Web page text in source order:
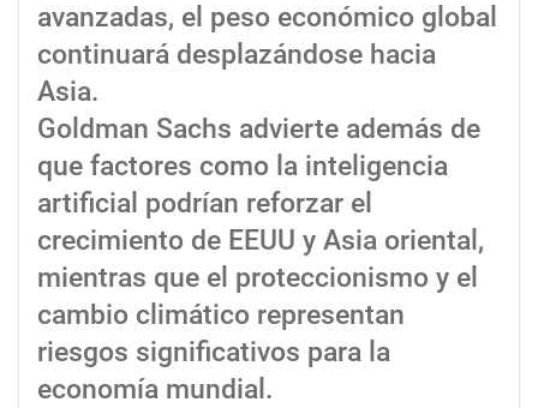
avanzadas, el peso económico global
continuará desplazándose hacia
Asia.
Goldman Sachs advierte además de
que factores como la inteligencia
artificial podrían reforzar el
crecimiento de EEUU y Asia oriental,
mientras que el proteccionismo y el
cambio climático representan
riesgos significativos para la
economía mundial.